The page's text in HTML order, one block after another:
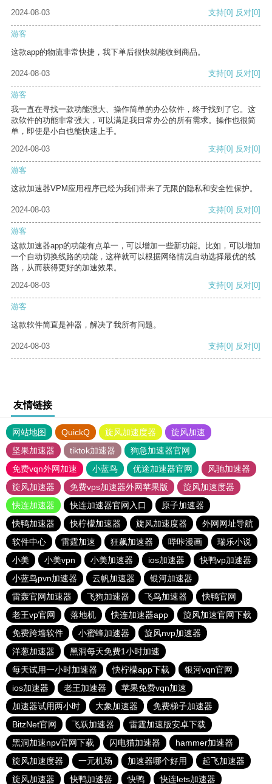
2024-08-03 支持[0] 反对[0]
游客
这款app的物流非常快捷，我下单后很快就能收到商品。
2024-08-03 支持[0] 反对[0]
游客
我一直在寻找一款功能强大、操作简单的办公软件，终于找到了它。这
款软件的功能非常强大，可以满足我日常办公的所有需求。操作也很简
单，即使是小白也能快速上手。
2024-08-03
支持[0] 反对[0]
游客
这款加速器VPM应用程序已经为我们带来了无限的隐私和安全性保护。
2024-08-03 支持[0] 反对[0]
游客
这款加速器app的功能有点单一，可以增加一些新功能。比如，可以增加
一个自动切换线路的功能，这样就可以根据网络情况自动选择最优的线
路，从而获得更好的加速效果。
2024-08-03
支持[0] 反对[0]
游客
这款软件简直是神器，解决了我所有问题。
2024-08-03 支持[0] 反对[0]
友情链接
网站地图 QuickQ 旋风加速度器
旋风加速
坚果加速器
tiktok加速器
狗急加速器官网
免费vqn外网加速
小蓝鸟 优途加速器官网
风驰加速器
旋风加速器
免费vps加速器外网苹果版
旋风加速度器
快连加速器
快连加速器官网入口
原子加速器
快鸭加速器
快柠檬加速器 旋风加速度器
外网网址导航
软件中心
雷霆加速 狂飙加速器 哔咔漫画
瑞乐小说
小美
小美vpn 小美加速器 ios加速器
快鸭vp加速器
小蓝鸟pvn加速器
云帆加速器
银河加速器
雷轰官网加速器
飞狗加速器 飞鸟加速器
快鸭官网
老王vp官网
落地机 快连加速器app
旋风加速官网下载
免费跨墙软件
小蜜蜂加速器
旋风nvp加速器
洋葱加速器
黑洞每天免费1小时加速
每天试用一小时加速器
快柠檬app下载
银河vqn官网
ios加速器
老王加速器
苹果免费vqn加速
加速器试用两小时
大象加速器
免费梯子加速器
BitzNet官网
飞跃加速器
雷霆加速版安卓下载
黑洞加速npv官网下载
闪电猫加速器
hammer加速器
旋风加速度器
一元机场 加速器哪个好用
起飞加速器
旋风加速器
快鸭加速器 快鸭 快连lets加速器